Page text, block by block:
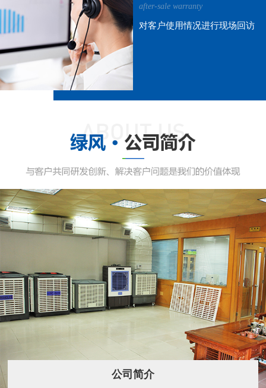
after-sale warranty
对客户使用情况进行现场回访
公司简介